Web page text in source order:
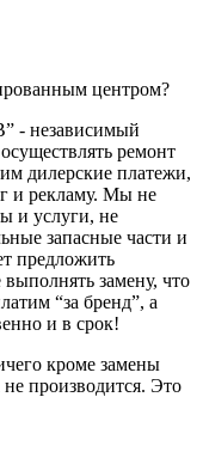
центром?
- независимый
ремонт
дилерские платежи,
и рекламу. Мы не
и услуги, не
запасные части и
предложить
замену, что
“за бренд”, а
и в срок!
кроме замены
не производится. Это